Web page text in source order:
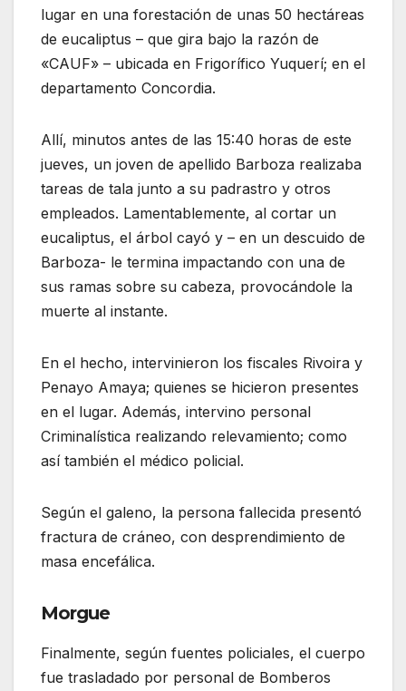
lugar en una forestación de unas 50 hectáreas
de eucaliptus – que gira bajo la razón de
«CAUF» – ubicada en Frigorífico Yuquerí; en el
departamento Concordia.
Allí, minutos antes de las 15:40 horas de este
jueves, un joven de apellido Barboza realizaba
tareas de tala junto a su padrastro y otros
empleados. Lamentablemente, al cortar un
eucaliptus, el árbol cayó y – en un descuido de
Barboza- le termina impactando con una de
sus ramas sobre su cabeza, provocándole la
muerte al instante.
En el hecho, intervinieron los fiscales Rivoira y
Penayo Amaya; quienes se hicieron presentes
en el lugar. Además, intervino personal
Criminalística realizando relevamiento; como
así también el médico policial.
Según el galeno, la persona fallecida presentó
fractura de cráneo, con desprendimiento de
masa encefálica.
Morgue
Finalmente, según fuentes policiales, el cuerpo
fue trasladado por personal de Bomberos